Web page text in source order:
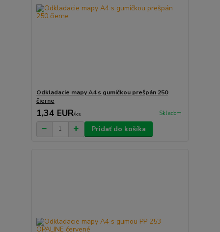
Odkladacie mapy A4 s gumičkou prešpán 250
čierne
1,34 EUR/ks Skladom
Pridať do košíka